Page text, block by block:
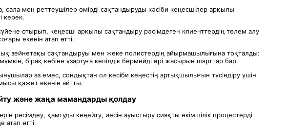
сала мен реттеушілер өмірді сақтандыруды кәсіби кеңесшілер арқылы
керек.
отырып, кеңесші арқылы сақтандыру рәсімдеген клиенттердің төлем алу
екенін атап өтті.
зейнетақы сақтандыруы мен жеке полистердің айырмашылығына тоқталды:
мүмкін, бірақ көбіне ұзартуға кепілдік бермейді әрі жасырын шарттар бар.
аз емес, сондықтан ол кәсіби кеңестің артықшылығын түсіндіру үшін
қажет екенін айтты.
және жаңа мамандарды қолдау
рәсімдеу, қамтуды кеңейту, иесін ауыстыру сияқты әкімшілік процестерді
атап өтті.